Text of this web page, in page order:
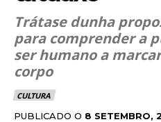
Trátase dunha
para comprender a
ser humano a
corpo
CULTURA
PUBLICADO O 8 SETEMBRO,